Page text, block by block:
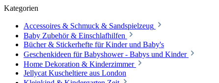
Kategorien
Accessoires & Schmuck & Sandspielzeug
Baby Zubehör & Einschlafhilfen
Bücher & Stickerhefte für Kinder und Baby's
Geschenkideen für Babyshower - Babys und Kinder
Home Dekoration & Kinderzimmer
Jellycat Kuscheltiere aus London